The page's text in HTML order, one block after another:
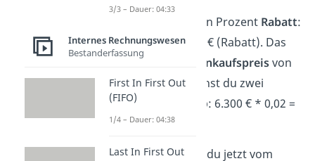
Du bekommst zehn Prozent Rabatt:
7.000 € * 0,1 = 700 € (Rabatt). Das
ergibt einen
Zieleinkaufspreisvon
6.300 €. Davon ziehst du zwei
Prozent
ab: 6.300 € * 0,02 =
126 € (Skonto).
Das Skonto ziehst du jetzt vom
3/3 – Dauer: 04:33
Internes Rechnungswesen
Bestanderfassung
First In First Out
(FIFO)
1/4 – Dauer: 04:38
Last In First Out